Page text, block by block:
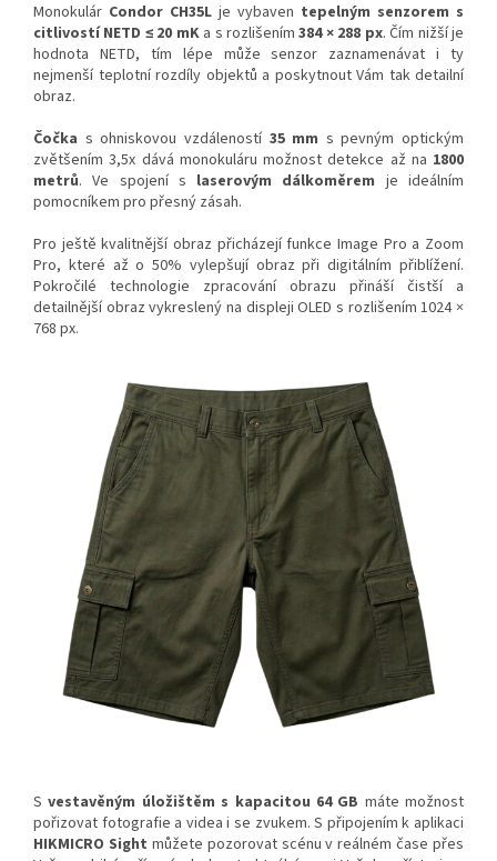
Monokulár Condor CH35L je vybaven tepelným senzorem s
citlivostí NETD ≤ 20 mKa s rozlišením384 × 288 px. Čím nižší je
hodnota NETD, tím lépe může senzor zaznamenávat i ty
nejmenší teplotní rozdíly objektů a poskytnout Vám tak detailní
obraz.
Čočka s ohniskovou vzdáleností 35 mm s pevným optickým
zvětšením 3,5x dává monokuláru možnost detekce až na 1800
metrů. Ve spojení s laserovým dálkoměrem je ideálním
pomocníkem pro přesný zásah.
Pro ještě kvalitnější obraz přicházejí funkce Image Pro a Zoom
Pro, které až o 50% vylepšují obraz při digitálním přiblížení.
Pokročilé technologie zpracování obrazu přináší čistší a
detailnější obraz vykreslený na displeji OLED s rozlišením 1024 ×
768 px.
Svestavěným úložištěm s kapacitou 64 GB máte možnost
pořizovat fotografie a videa i se zvukem. S připojením k aplikaci
HIKMICRO Sight můžete pozorovat scénu v reálném čase přes